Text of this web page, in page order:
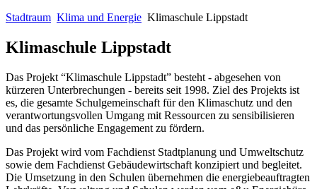
Stadtraum Klima und Energie Klimaschule Lippstadt
Klimaschule Lippstadt
Das Projekt “Klimaschule Lippstadt” besteht - abgesehen von
kürzeren Unterbrechungen - bereits seit 1998. Ziel des Projekts ist
es, die gesamte Schulgemeinschaft für den Klimaschutz und den
verantwortungsvollen Umgang mit Ressourcen zu sensibilisieren
und das persönliche Engagement zu fördern.
Das Projekt wird vom Fachdienst Stadtplanung und Umweltschutz
sowie dem Fachdienst Gebäudewirtschaft konzipiert und begleitet.
Die Umsetzung in den Schulen übernehmen die energiebeauftragten